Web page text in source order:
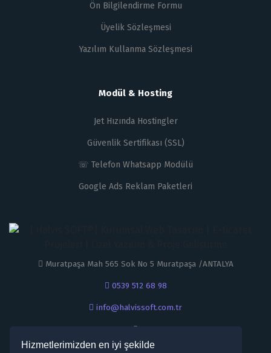
Hizmetlerimizden en iyi şekilde
Ön Bilgilendirme Formu
Üyelik Sözleşmesi
Yazılım Kullanma Sözleşmesi
Modül & Hosting
Jet Hızında Hostingler
Güvenlik Sertifikası (SSL)
☏ Telefon Whatsapp Modülü
Google Ads Reklam Paketleri
Muratpaşa Mah 565 Sok No 5 Muratpaşa /ANTALYA
0539 512 68 98
info@halvissoft.com.tr